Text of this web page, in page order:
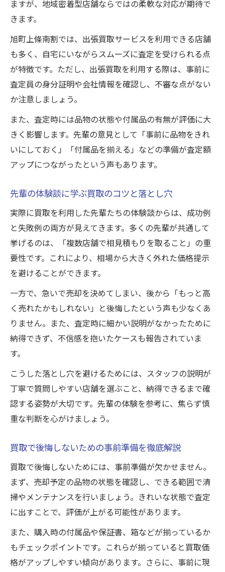
実際に役立つ買取のアドバイスを紹介
買取をスムーズに進めるためのポイント
山梨県韮崎市で得する買取の極意まとめ
賢く買取を進めるための総まとめ
先輩の意見が活きる買取成功の秘訣
納得できる買取を叶える実践ポイント
得する買取に必要な情報収集のコツ
ますが、地域密着型店舗ならではの柔軟な対応が期待で
きます。
旭町上條南割では、出張買取サービスを利用できる店舗
も多く、自宅にいながらスムーズに査定を受けられる点
が特徴です。ただし、出張買取を利用する際は、事前に
査定員の身分証明や会社情報を確認し、不審な点がない
か注意しましょう。
また、査定時には品物の状態や付属品の有無が評価に大
きく影響します。先輩の意見として「事前に品物をきれ
いにしておく」「付属品を揃える」などの準備が査定額
アップにつながったという声もあります。
先輩の体験談に学ぶ買取のコツと落とし穴
実際に買取を利用した先輩たちの体験談からは、成功例
と失敗例の両方が見えてきます。多くの先輩が共通して
挙げるのは、「複数店舗で相見積もりを取ること」の重
要性です。これにより、相場から大きく外れた価格提示
を避けることができます。
一方で、急いで売却を決めてしまい、後から「もっと高
く売れたかもしれない」と後悔したという声も少なくあ
りません。また、査定時に細かい説明がなかったために
納得できず、不信感を抱いたケースも報告されていま
す。
こうした落とし穴を避けるためには、スタッフの説明が
丁寧で質問しやすい店舗を選ぶこと、納得できるまで確
認する姿勢が大切です。先輩の体験を参考に、焦らず慎
重な判断を心がけましょう。
買取で後悔しないための事前準備を徹底解説
買取で後悔しないためには、事前準備が欠かせません。
まず、売却予定の品物の状態を確認し、できる範囲で清
掃やメンテナンスを行いましょう。きれいな状態で査定
に出すことで、評価が上がる可能性があります。
また、購入時の付属品や保証書、箱などが揃っているか
もチェックポイントです。これらが揃っていると買取価
格がアップしやすい傾向があります。さらに、事前に現